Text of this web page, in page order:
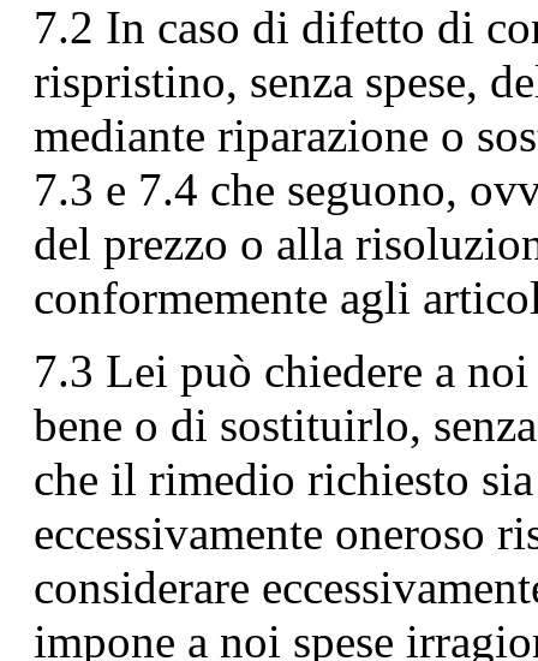
7.2 In caso di difetto di
rispristino, senza spese,
mediante riparazione o
7.3 e 7.4 che seguono,
del prezzo o alla
conformemente agli
7.3 Lei può chiedere a
bene o di sostituirlo,
che il rimedio richiesto
eccessivamente oneroso
considerare
impone a noi spese